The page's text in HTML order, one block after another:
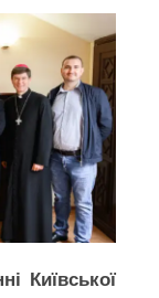
Київської